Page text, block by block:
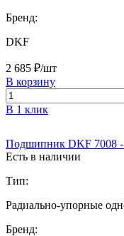
Бренд:
DKF
2 685 ₽/шт
В корзину
В 1 клик
Подшипник DKF 7008 -
Есть в наличии
Тип:
Радиально-упорные
Бренд: